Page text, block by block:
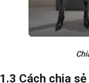
1.3 Cách chia